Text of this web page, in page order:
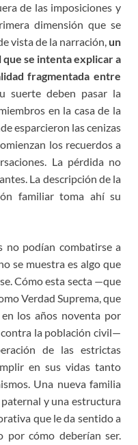
de las imposiciones y
dimensión que se
vista de la narración, un
que se intenta explicar a
fragmentada entre
suerte deben pasar la
en la casa de la
esparcieron las cenizas
los recuerdos a
La pérdida no
La descripción de la
familiar toma ahí su
no podían combatirse a
se muestra es algo que
Cómo esta secta —que
Verdad Suprema, que
los años noventa por
la población civil—
de las estrictas
en sus vidas tanto
Una nueva familia
y una estructura
que le da sentido a
por cómo deberían ser.